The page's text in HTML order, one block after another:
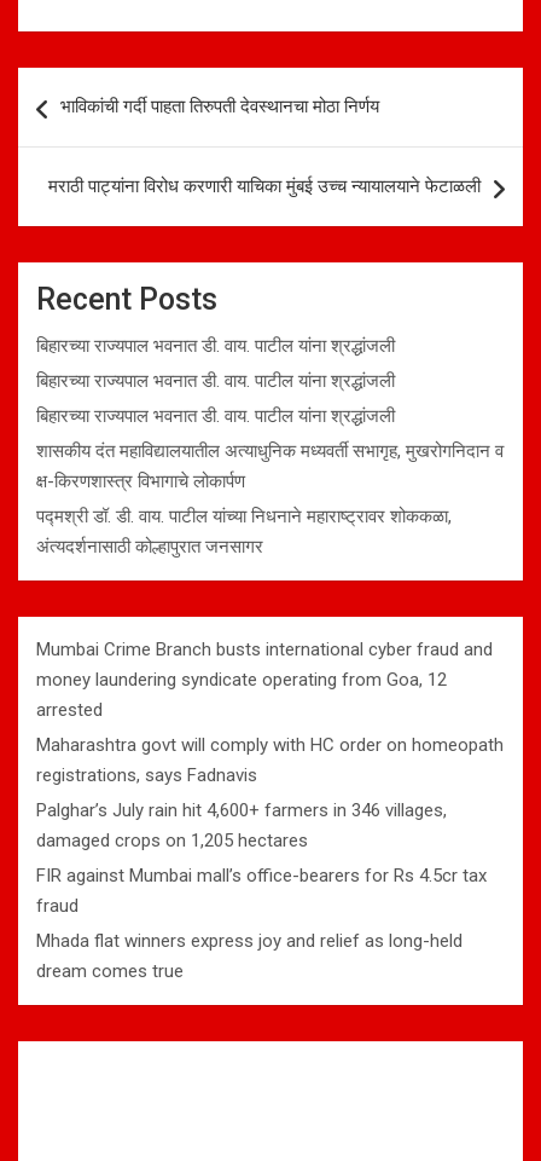
navigation
भाविकांची गर्दी पाहता तिरुपती देवस्थानचा मोठा निर्णय
मराठी पाट्यांना विरोध करणारी याचिका मुंबई उच्च न्यायालयाने फेटाळली
Recent Posts
बिहारच्या राज्यपाल भवनात डी. वाय. पाटील यांना श्रद्धांजली
बिहारच्या राज्यपाल भवनात डी. वाय. पाटील यांना श्रद्धांजली
बिहारच्या राज्यपाल भवनात डी. वाय. पाटील यांना श्रद्धांजली
शासकीय दंत महाविद्यालयातील अत्याधुनिक मध्यवर्ती सभागृह, मुखरोगनिदान व
क्ष-किरणशास्त्र विभागाचे लोकार्पण
पद्मश्री डॉ. डी. वाय. पाटील यांच्या निधनाने महाराष्ट्रावर शोककळा,
अंत्यदर्शनासाठी कोल्हापुरात जनसागर
Mumbai Crime Branch busts international cyber fraud and
money laundering syndicate operating from Goa, 12
arrested
Maharashtra govt will comply with HC order on homeopath
registrations, says Fadnavis
Palghar’s July rain hit 4,600+ farmers in 346 villages,
damaged crops on 1,205 hectares
FIR against Mumbai mall’s office-bearers for Rs 4.5cr tax
fraud
Mhada flat winners express joy and relief as long-held
dream comes true